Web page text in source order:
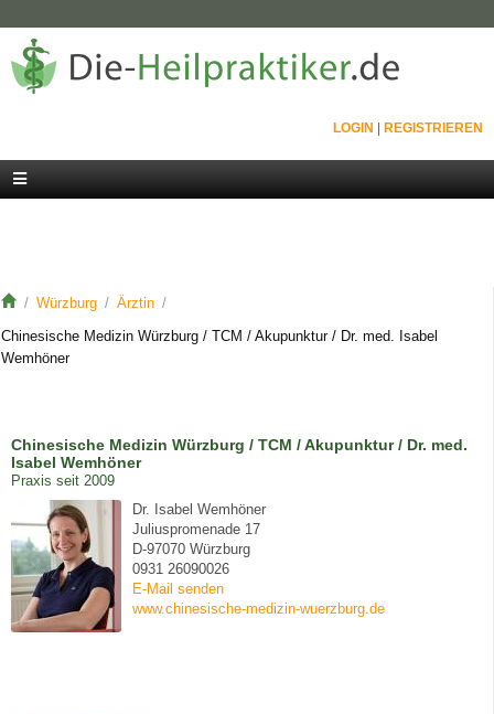
LOGIN REGISTRIEREN
Würzburg
Ärztin
Chinesische Medizin Würzburg / TCM / Akupunktur / Dr. med. Isabel
Wemhöner
Chinesische Medizin Würzburg / TCM / Akupunktur / Dr. med.
Isabel Wemhöner
Praxis seit 2009
Dr. Isabel Wemhöner
Juliuspromenade 17
D-97070 Würzburg
0931 26090026
E-Mail senden
www.chinesische-medizin-wuerzburg.de